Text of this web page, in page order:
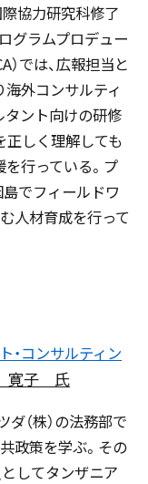
協力研究科修了
グラムプロデュー
では、広報担当と
外コンサルティ
タント向けの研修
正しく理解しても
行っている。プ
でフィールドワ
人材育成を行って
コンサルティン
寛子 氏
（株）の法務部で
政策を学ぶ。その
してタンザニア